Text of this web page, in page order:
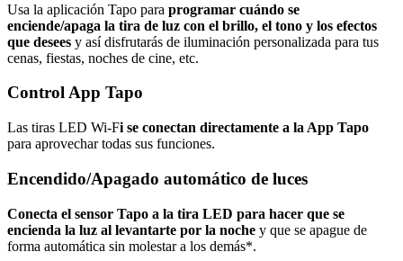
Usa la aplicación Tapo para programar cuándo se
enciende/apaga la tira de luz con el brillo, el tono y los efectos
que desees y así disfrutarás de iluminación personalizada para tus
cenas, fiestas, noches de cine, etc.
Control App Tapo
Las tiras LED Wi-Fi se conectan directamente a la App Tapo
para aprovechar todas sus funciones.
Encendido/Apagado automático de luces
Conecta el sensor Tapo a la tira LED para hacer que se
encienda la luz al levantarte por la noche y que se apague de
forma automática sin molestar a los demás*.